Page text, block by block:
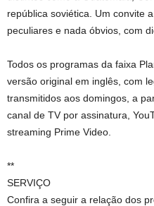
república soviética. Um convite
peculiares e nada óbvios, com
Todos os programas da faixa
versão original em inglês, com
transmitidos aos domingos, a
canal de TV por assinatura,
streaming Prime Video.
**
SERVIÇO
Confira a seguir a relação dos